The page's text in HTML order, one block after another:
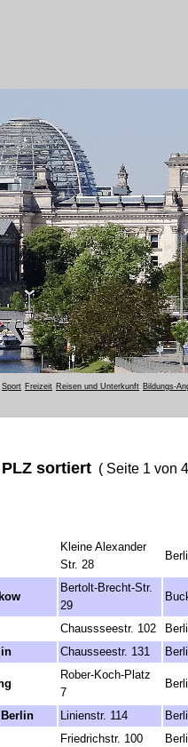
Sport Freizeit Reisen und Unterkunft Bildungs-
sortiert ( Seite 1 von
Kleine Alexander
Str. 28
Bertolt-Brecht-Str.
29
Chaussseestr. 102
Chausseestr. 131
Rober-Koch-Platz
7
Linienstr. 114
Friedrichstr. 100